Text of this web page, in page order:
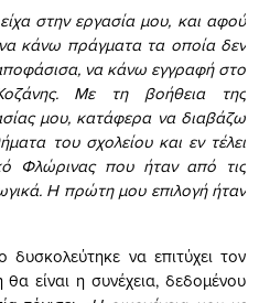
στην εργασία μου, και αφού
κάνω πράγματα τα οποία δεν
να κάνω εγγραφή στο
Με τη βοήθεια της
μου, κατάφερα να διαβάζω
του σχολείου και εν τέλει
Φλώρινας που ήταν από τις
Η πρώτη μου επιλογή ήταν
να επιτύχει τον
είναι η συνέχεια, δεδομένου